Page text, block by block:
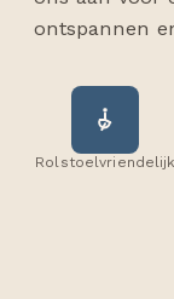
ontspannen
Rolstoelvriendelijk